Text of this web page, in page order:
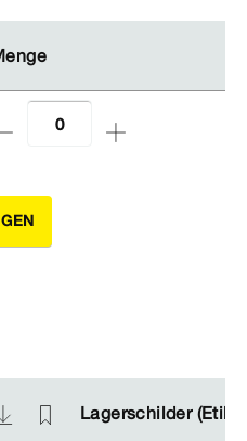
Lagerschilder
Lagerschilder